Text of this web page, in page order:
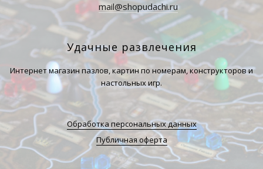
mail@shopudachi.ru
Удачные развлечения
Интернет магазин пазлов, картин по номерам, конструкторов и
настольных игр.
Обработка персональных данных
Публичная оферта